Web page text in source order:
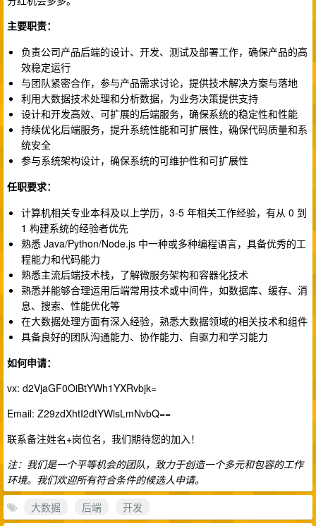
主要职责：
负责公司产品后端的设计、开发、测试及部署工作，确保产品的高
效稳定运行
与团队紧密合作，参与产品需求讨论，提供技术解决方案与落地
利用大数据技术处理和分析数据，为业务决策提供支持
设计和开发高效、可扩展的后端服务，确保系统的稳定性和性能
持续优化后端服务，提升系统性能和可扩展性，确保代码质量和系
统安全
参与系统架构设计，确保系统的可维护性和可扩展性
任职要求：
计算机相关专业本科及以上学历，3-5 年相关工作经验，有从 0 到
1 构建系统的经验者优先
熟悉 Java/Python/Node.js 中一种或多种编程语言，具备优秀的工
程能力和代码能力
熟悉主流后端技术栈，了解微服务架构和容器化技术
熟悉并能够合理运用后端常用技术或中间件，如数据库、缓存、消
息、搜索、性能优化等
在大数据处理方面有深入经验，熟悉大数据领域的相关技术和组件
具备良好的团队沟通能力、协作能力、自驱力和学习能力
如何申请：
vx: d2VjaGF0OiBtYWh1YXRvbjk=
Email: Z29zdXhtI2dtYWlsLmNvbQ==
联系备注姓名+岗位名，我们期待您的加入！
注：我们是一个平等机会的团队，致力于创造一个多元和包容的工作
环境。我们欢迎所有符合条件的候选人申请。
大数据
后端
开发